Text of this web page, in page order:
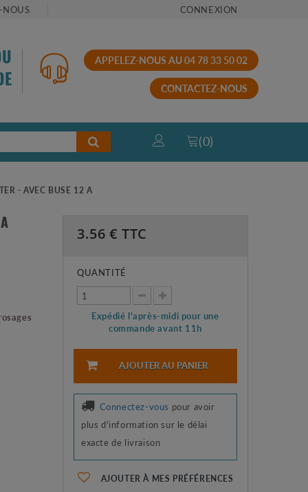
CONNEXION
APPELEZ-NOUS AU 04 78 33 50 02
CONTACTEZ-NOUS
(0)
- AVEC BUSE 12 A
3.56 € TTC
QUANTITÉ
Expédié l'après-midi pour une
commande avant 11h
AJOUTER AU PANIER
Connectez-vous pour avoir
plus d'information sur le délai
exacte de livraison
AJOUTER À MES PRÉFÉRENCES